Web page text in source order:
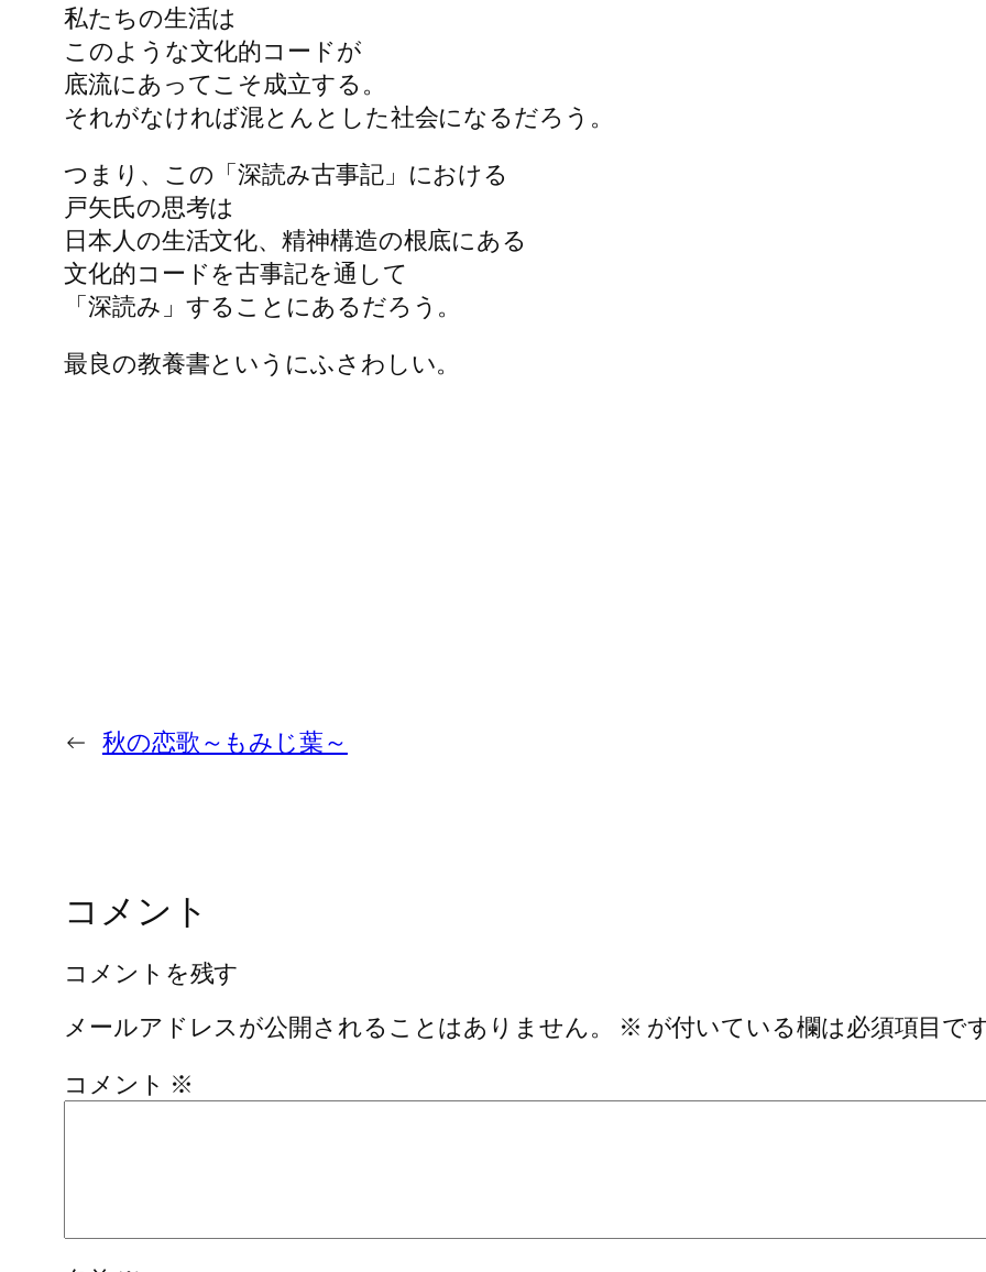
私たちの生活は
このような文化的コードが
底流にあってこそ成立する。
それがなければ混とんとした社会になるだろう。
つまり、この「深読み古事記」における
戸矢氏の思考は
日本人の生活文化、精神構造の根底にある
文化的コードを古事記を通して
「深読み」することにあるだろう。
最良の教養書というにふさわしい。
← 秋の恋歌～もみじ葉～
コメント
コメントを残す
メールアドレスが公開されることはありません。
※ が付いている欄は必須項目で
コメント ※